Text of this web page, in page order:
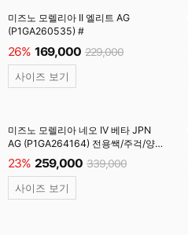
미즈노 모렐리아 II 엘리트 AG
(P1GA260535) #
26% 169,000 229,000
사이즈 보기
미즈노 모렐리아 네오 IV 베타 JPN
AG (P1GA264164) 전용쌕/주걱/양말
#
23% 259,000 339,000
사이즈 보기